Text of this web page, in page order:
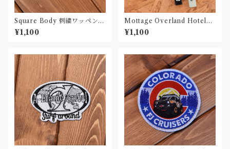
Square Body 刺繍ワッペン P
atch
¥1,100
Mottage Overland Hotelキ
ーホルダー
¥1,100